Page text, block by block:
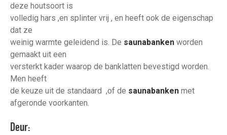
deze houtsoort is
volledig hars ,en splinter vrij , en heeft ook de eigenschap
dat ze
weinig warmte geleidend is. De saunabanken worden
gemaakt uit een
versterkt kader waarop de banklatten bevestigd worden.
Men heeft
de keuze uit de standaard ,of de saunabanken met
afgeronde voorkanten.
Deur: